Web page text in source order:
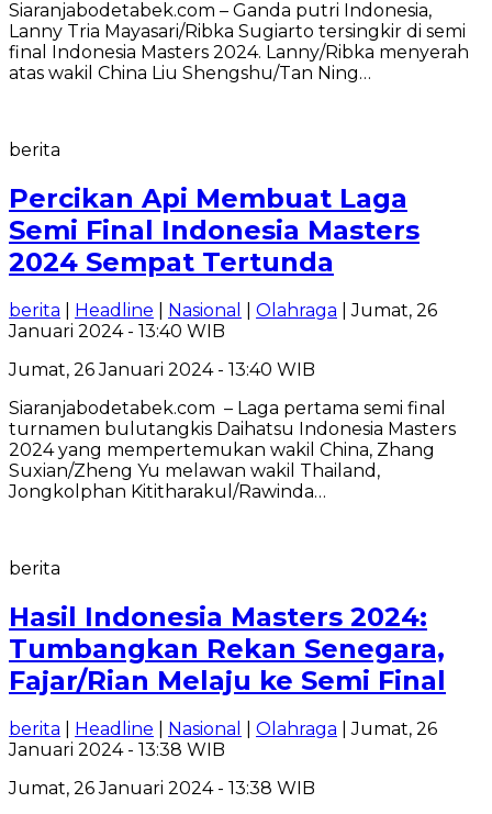
Siaranjabodetabek.com – Ganda putri Indonesia,
Lanny Tria Mayasari/Ribka Sugiarto tersingkir di semi
final Indonesia Masters 2024. Lanny/Ribka menyerah
atas wakil China Liu Shengshu/Tan Ning…
berita
Percikan Api Membuat Laga
Semi Final Indonesia Masters
2024 Sempat Tertunda
berita Headline Nasional Olahraga | Jumat, 26
Januari 2024 - 13:40 WIB
Jumat, 26 Januari 2024 - 13:40 WIB
Siaranjabodetabek.com – Laga pertama semi final
turnamen bulutangkis Daihatsu Indonesia Masters
2024 yang mempertemukan wakil China, Zhang
Suxian/Zheng Yu melawan wakil Thailand,
Jongkolphan Kititharakul/Rawinda…
berita
Hasil Indonesia Masters 2024:
Tumbangkan Rekan Senegara,
Fajar/Rian Melaju ke Semi Final
berita Headline Nasional Olahraga | Jumat, 26
Januari 2024 - 13:38 WIB
Jumat, 26 Januari 2024 - 13:38 WIB